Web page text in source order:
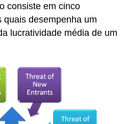
consiste em cinco
quais desempenha um
lucratividade média de um